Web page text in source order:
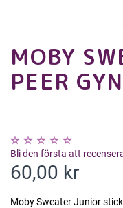
MOBY
PEER
Bli den första att
60,00 kr
Moby Sweater Junior